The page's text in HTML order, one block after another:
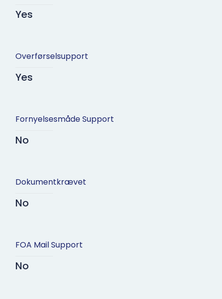
Yes
Overførselsupport
Yes
Fornyelsesmåde Support
No
Dokumentkrævet
No
FOA Mail Support
No